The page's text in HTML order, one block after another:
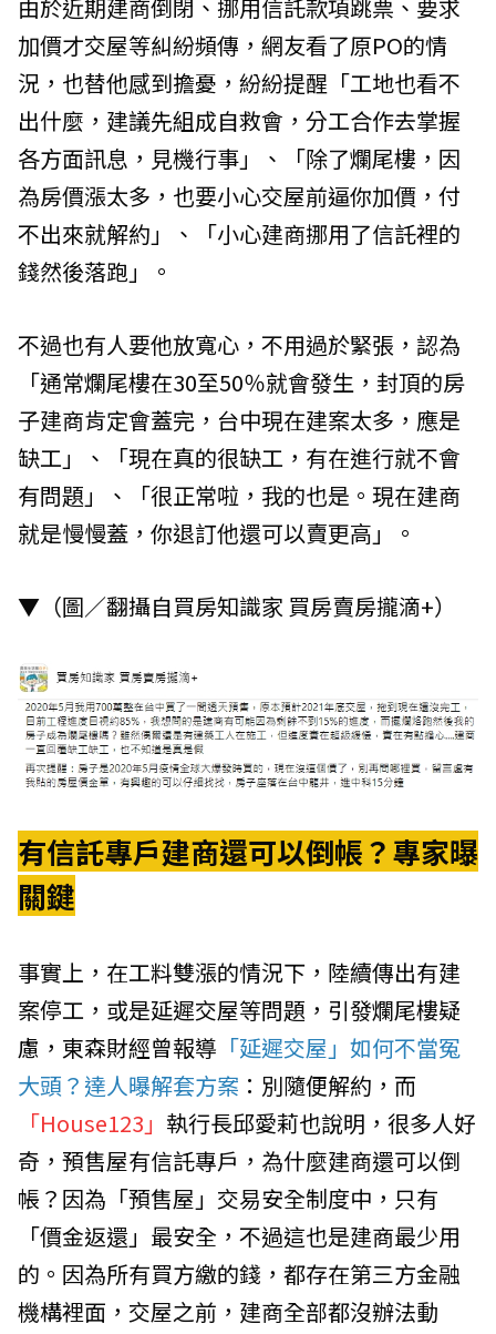
由於近期建商倒閉、挪用信託款項跳票、要求
加價才交屋等糾紛頻傳，網友看了原PO的情
況，也替他感到擔憂，紛紛提醒「工地也看不
出什麼，建議先組成自救會，分工合作去掌握
各方面訊息，見機行事」、「除了爛尾樓，因
為房價漲太多，也要小心交屋前逼你加價，付
不出來就解約」、「小心建商挪用了信託裡的
錢然後落跑」。
不過也有人要他放寬心，不用過於緊張，認為
「通常爛尾樓在30至50％就會發生，封頂的房
子建商肯定會蓋完，台中現在建案太多，應是
缺工」、「現在真的很缺工，有在進行就不會
有問題」、「很正常啦，我的也是。現在建商
就是慢慢蓋，你退訂他還可以賣更高」。
▼（圖／翻攝自買房知識家 買房賣房攏滴+）
有信託專戶建商還可以倒帳？專家曝
關鍵
事實上，在工料雙漲的情況下，陸續傳出有建
案停工，或是延遲交屋等問題，引發爛尾樓疑
慮，東森財經曾報導 「延遲交屋」如何不當冤
大頭？達人曝解套方案 ：別隨便解約，而
「House123」 執行長邱愛莉也說明，很多人好
奇，預售屋有信託專戶，為什麼建商還可以倒
帳？因為「預售屋」交易安全制度中，只有
「價金返還」最安全，不過這也是建商最少用
的。因為所有買方繳的錢，都存在第三方金融
機構裡面，交屋之前，建商全部都沒辦法動